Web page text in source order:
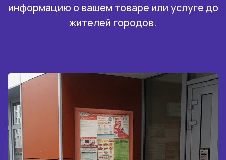
информацию о вашем товаре или услуге до
жителей городов.